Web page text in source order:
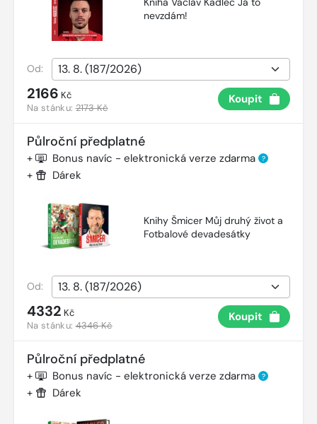
nevzdám!
Od:
2166 Kč
Na stánku:2173 Kč
Koupit
Půlroční předplatné
+ Bonus navíc - elektronická verze zdarma ?
+ Dárek
Knihy Šmicer Můj druhý život a
Fotbalové devadesátky
Od:
4332 Kč
Na stánku:4346 Kč
Koupit
Půlroční předplatné
+ Bonus navíc - elektronická verze zdarma ?
+ Dárek